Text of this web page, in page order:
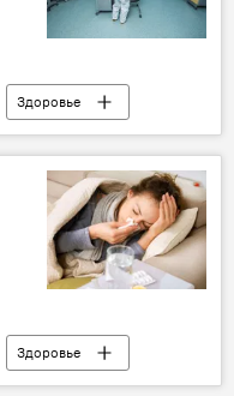
Здоровье
Статистика
Здоровье
врачи